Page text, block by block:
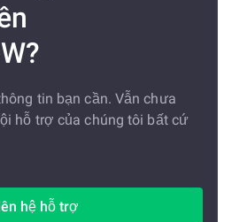
tin bạn cần. Vẫn chưa
hỗ trợ của chúng tôi bất cứ
hệ hỗ trợ